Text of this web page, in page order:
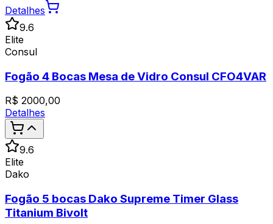
Detalhes
9.6
Elite
Consul
Fogão 4 Bocas Mesa de Vidro Consul CFO4VAR
R$ 2000,00
Detalhes
9.6
Elite
Dako
Fogão 5 bocas Dako Supreme Timer Glass
Titanium Bivolt